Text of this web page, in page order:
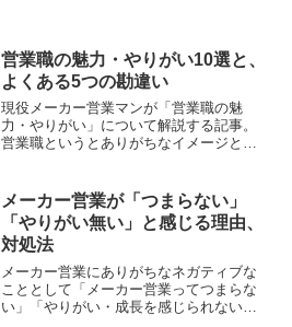
営業職の魅力・やりがい10選と、
よくある5つの勘違い
現役メーカー営業マンが「営業職の魅
力・やりがい」について解説する記事。
営業職というとありがちなイメージとし
未達だと上司に怒鳴られたり、詰められ
て大変…」「取引先に頭を下...
メーカー営業が「つまらない」
「やりがい無い」と感じる理由、
対処法
メーカー営業にありがちなネガティブな
こととして「メーカー営業ってつまらな
い」「やりがい・成長を感じられない仕